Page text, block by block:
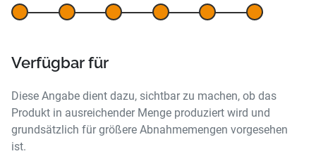
Verfügbar für
Diese Angabe dient dazu, sichtbar zu machen, ob das
Produkt in ausreichender Menge produziert wird und
grundsätzlich für größere Abnahmemengen vorgesehen
ist.